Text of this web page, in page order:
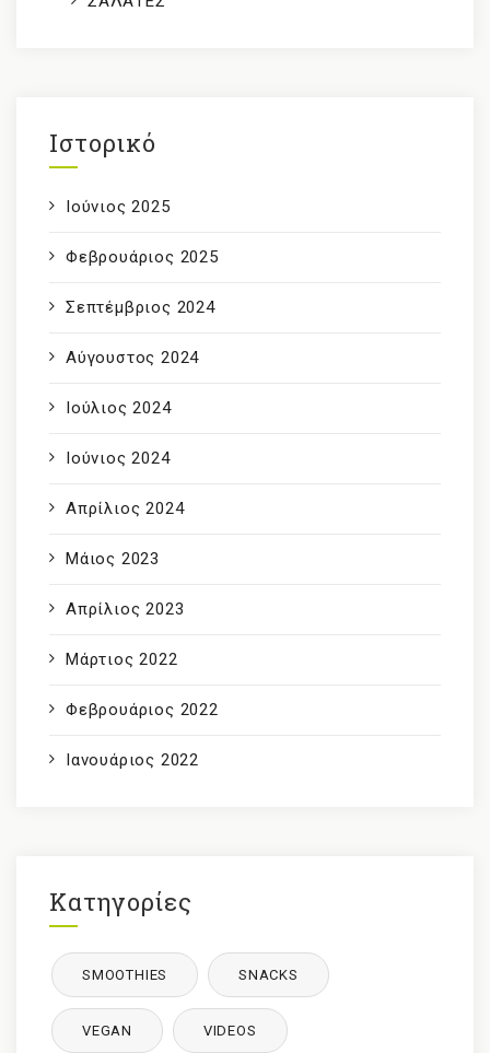
Ιστορικό
Ιούνιος 2025
Φεβρουάριος 2025
Σεπτέμβριος 2024
Αύγουστος 2024
Ιούλιος 2024
Ιούνιος 2024
Απρίλιος 2024
Μάιος 2023
Απρίλιος 2023
Μάρτιος 2022
Φεβρουάριος 2022
Ιανουάριος 2022
Κατηγορίες
SMOOTHIES SNACKS
VEGAN VIDEOS